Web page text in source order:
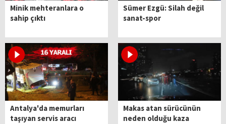
Minik mehteranlara o
sahip çıktı
Sümer Ezgü: Silah değil
sanat-spor
Antalya'da memurları
taşıyan servis aracı
Makas atan sürücünün
neden olduğu kaza